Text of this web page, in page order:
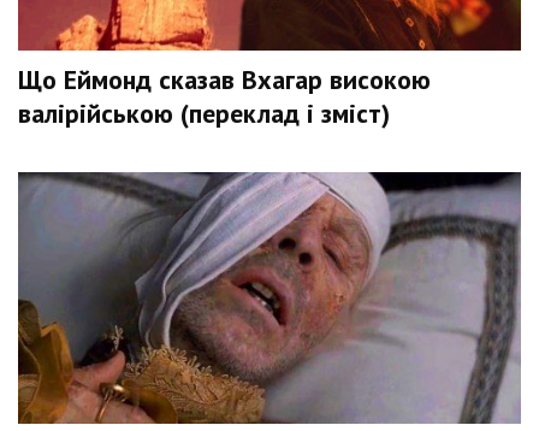
Що Еймонд сказав Вхагар високою
валірійською (переклад і зміст)